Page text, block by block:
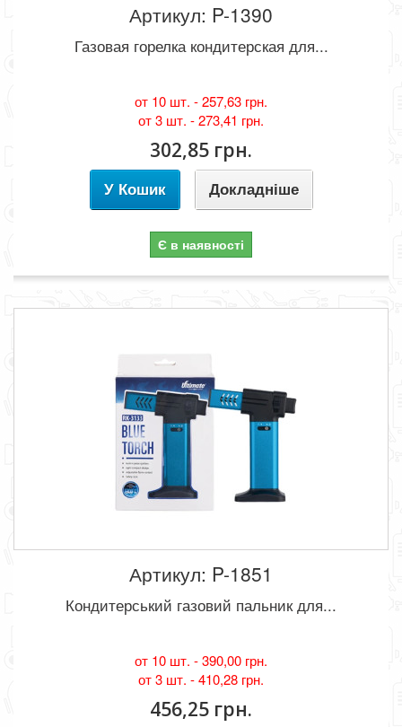
Артикул: P-1390
Газовая горелка кондитерская для...
от 10 шт. -257,63 грн.
от 3 шт. -273,41 грн.
302,85 грн.
У Кошик Докладніше
Є в наявності
Артикул: P-1851
Кондитерський газовий пальник для...
от 10 шт. -390,00 грн.
от 3 шт. -410,28 грн.
456,25 грн.